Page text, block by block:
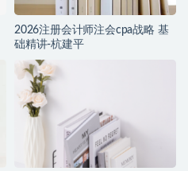
2026注册会计师注会cpa战略 基
础精讲-杭建平